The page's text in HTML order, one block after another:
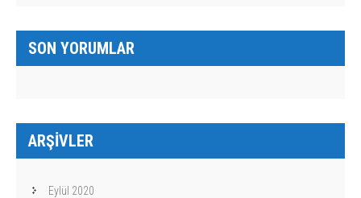
SON YORUMLAR
ARŞIVLER
Eylül 2020